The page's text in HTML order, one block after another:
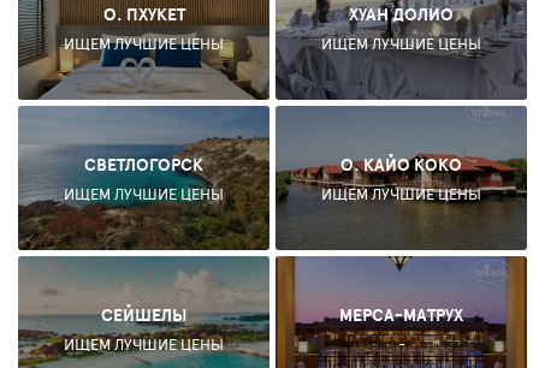
О. ПХУКЕТ
ИЩЕМ ЛУЧШИЕ ЦЕНЫ
ХУАН ДОЛИО
ИЩЕМ ЛУЧШИЕ ЦЕНЫ
СВЕТЛОГОРСК
ИЩЕМ ЛУЧШИЕ ЦЕНЫ
О. КАЙО КОКО
ИЩЕМ ЛУЧШИЕ ЦЕНЫ
СЕЙШЕЛЫ
ИЩЕМ ЛУЧШИЕ ЦЕНЫ
МЕРСА-МАТРУХ
-